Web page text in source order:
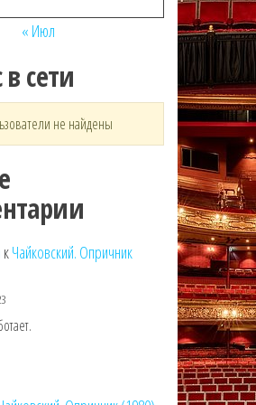
« Июл
сети
не найдены
кЧайковский. Опричник